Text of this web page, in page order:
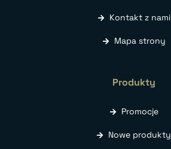
Kontakt z nami
Mapa strony
Produkty
Promocje
Nowe produkty